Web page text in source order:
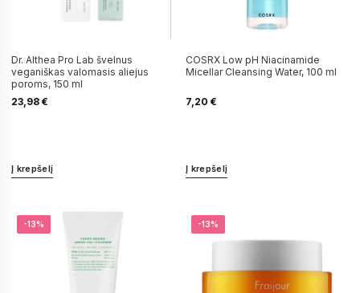
Dr. Althea Pro Lab švelnus
veganiškas valomasis aliejus
poroms, 150 ml
23,98 €
Į krepšelį
COSRX Low pH Niacinamide
Micellar Cleansing Water, 100 ml
7,20 €
Į krepšelį
-13% -13%